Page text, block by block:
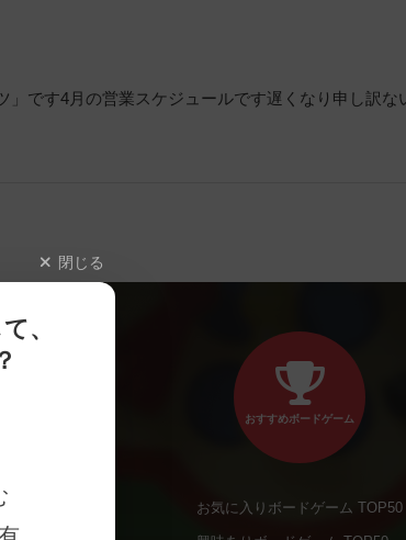
」です4月の営業スケジュールです遅くなり申し訳な
閉じる
、
おすすめボードゲーム
お気に入りボードゲーム TOP50